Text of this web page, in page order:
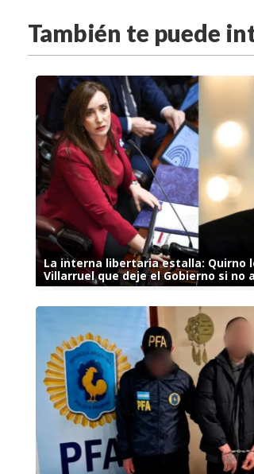
También te puede
La interna libertaria estalla: Quirno
Villarruel que deje el Gobierno si no